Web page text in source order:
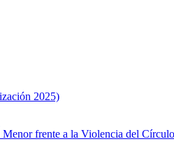
2025)
Menor frente a la Violencia del